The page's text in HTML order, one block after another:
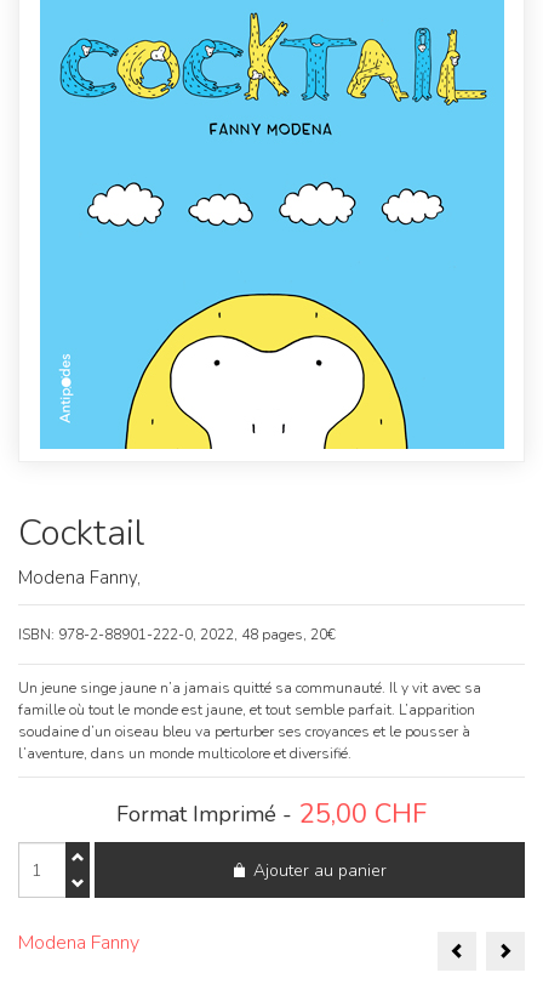
Cocktail
Modena Fanny,
ISBN: 978-2-88901-222-0, 2022, 48 pages, 20€
Un jeune singe jaune n’a jamais quitté sa communauté. Il y vit avec sa
famille où tout le monde est jaune, et tout semble parfait. L’apparition
soudaine d’un oiseau bleu va perturber ses croyances et le pousser à
l’aventure, dans un monde multicolore et diversifié.
Format Imprimé - 25,00 CHF
Cocktail
Ajouter au panier
Modena Fanny